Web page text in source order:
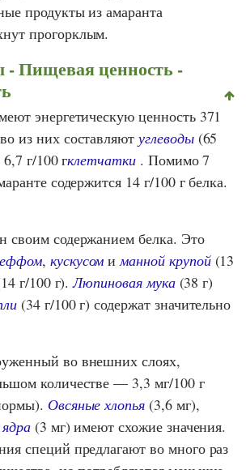
продукты из амаранта
прогорклым.
- Пищевая ценность -
энергетическую ценность 371
из них составляютуглеводы(65
г/100 гклетчатки. Помимо 7
содержится 14 г/100 г белка.
своим содержанием белка. Это
, кускусом иманной крупой(13
г/100 г).Люпиновая мука(38 г)
(34 г/100 г) содержат значительно
во внешних слоях,
количестве — 3,3 мг/100 г
Овсяные хлопья (3,6 мг),
(3 мг) имеют схожие значения.
специй предлагают во много раз